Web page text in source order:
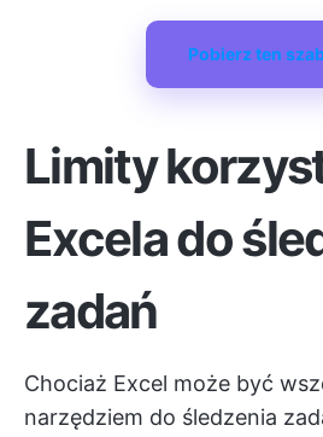
Pobierz ten
Limity
Excela do
zadań
Chociaż Excel może być
narzędziem do śledzenia